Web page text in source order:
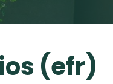
(efr)